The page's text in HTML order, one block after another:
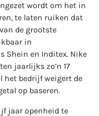
wordt om het in
te laten ruiken dat
de grootste
in
Shein en Inditex. Nike
jaarlijks zo’n 17
het bedrijf weigert de
op baseren.
jaar openheid te